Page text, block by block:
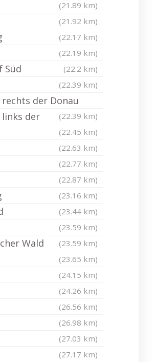
(21.89 km)
(21.92 km)
(22.17 km)
(22.19 km)
Süd (22.2 km)
(22.39 km)
rechts der Donau
(22.39 km)
links der
(22.45 km)
(22.63 km)
(22.77 km)
(22.87 km)
(23.16 km)
(23.44 km)
(23.59 km)
Wald (23.59 km)
(23.65 km)
(24.15 km)
(24.26 km)
(26.56 km)
(26.98 km)
(27.03 km)
(27.17 km)